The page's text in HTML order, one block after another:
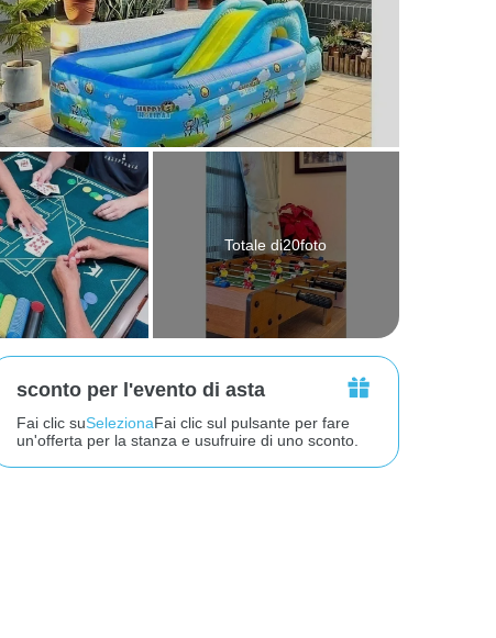
Totale di20foto
sconto per l'evento di asta
Fai clic suSelezionaFai clic sul pulsante per fare
un'offerta per la stanza e usufruire di uno sconto.